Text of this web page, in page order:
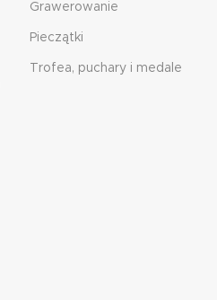
Grawerowanie
Pieczątki
Trofea, puchary i medale